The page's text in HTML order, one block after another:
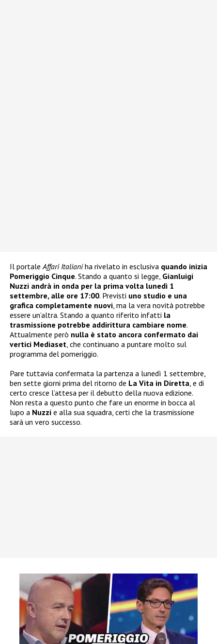
Il portale Affari Italianiha rivelato in esclusiva quando inizia
Pomeriggio Cinque. Stando a quanto si legge, Gianluigi
Nuzzi andrà in onda per la prima volta lunedì 1
settembre, alle ore 17:00. Previsti uno studio e una
grafica completamente nuovi , ma la vera novità potrebbe
essere un’altra. Stando a quanto riferito infatti la
trasmissione potrebbe addirittura cambiare nome.
Attualmente però nulla è stato ancora confermato dai
vertici Mediaset , che continuano a puntare molto sul
programma del pomeriggio.
Pare tuttavia confermata la partenza a lunedì 1 settembre,
ben sette giorni prima del ritorno de La Vita in Diretta , e di
certo cresce l’attesa per il debutto della nuova edizione.
Non resta a questo punto che fare un enorme in bocca al
lupo a Nuzzi e alla sua squadra, certi che la trasmissione
sarà un vero successo.